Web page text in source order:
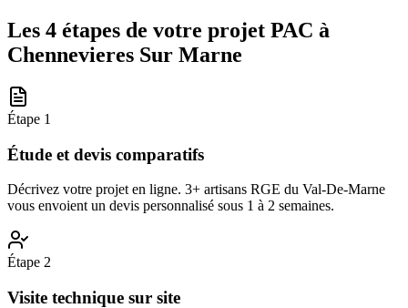
Les 4 étapes de votre projet PAC à
Chennevieres Sur Marne
Étape 1
Étude et devis comparatifs
Décrivez votre projet en ligne. 3+ artisans RGE du Val-De-Marne
vous envoient un devis personnalisé sous 1 à 2 semaines.
Étape 2
Visite technique sur site